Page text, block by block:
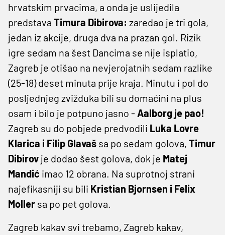
hrvatskim prvacima, a onda je uslijedila
predstava Timura Dibirova: zaredao je tri gola,
jedan iz akcije, druga dva na prazan gol. Rizik
igre sedam na šest Dancima se nije isplatio,
Zagreb je otišao na nevjerojatnih sedam razlike
(25-18) deset minuta prije kraja. Minutu i pol do
posljednjeg zvižduka bili su domaćini na plus
osam i bilo je potpuno jasno - Aalborg je pao!
Zagreb su do pobjede predvodili Luka Lovre
Klarica i Filip Glavaš sa po sedam golova, Timur
Dibirov je dodao šest golova, dok je Matej
Mandić imao 12 obrana. Na suprotnoj strani
najefikasniji su bili Kristian Bjornsen i Felix
Moller sa po pet golova.
Zagreb kakav svi trebamo, Zagreb kakav,